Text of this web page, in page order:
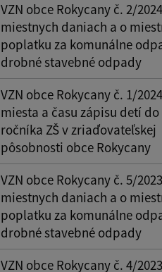
VZN obce Rokycany č. 2/
miestnych daniach a o
poplatku za komunálne
drobné stavebné odpady
VZN obce Rokycany č. 1/
miesta a času zápisu detí do
ročníka ZŠ v zriaďovateľskej
pôsobnosti obce Rokycany
VZN obce Rokycany č. 5/
miestnych daniach a o
poplatku za komunálne
drobné stavebné odpady
VZN obce Rokycany č. 4/